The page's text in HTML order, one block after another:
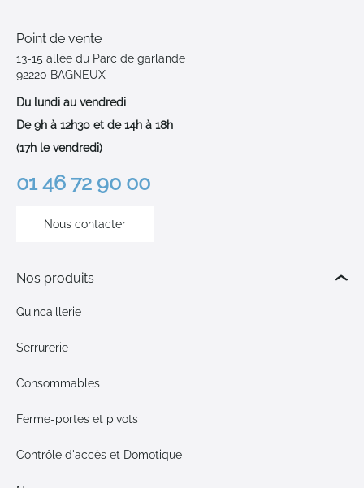
Point de vente
13-15 allée du Parc de garlande
92220 BAGNEUX
Du lundi au vendredi
De 9h à 12h30 et de 14h à 18h
(17h le vendredi)
01 46 72 90 00
Nous contacter
Nos produits
Quincaillerie
Serrurerie
Consommables
Ferme-portes et pivots
Contrôle d'accès et Domotique